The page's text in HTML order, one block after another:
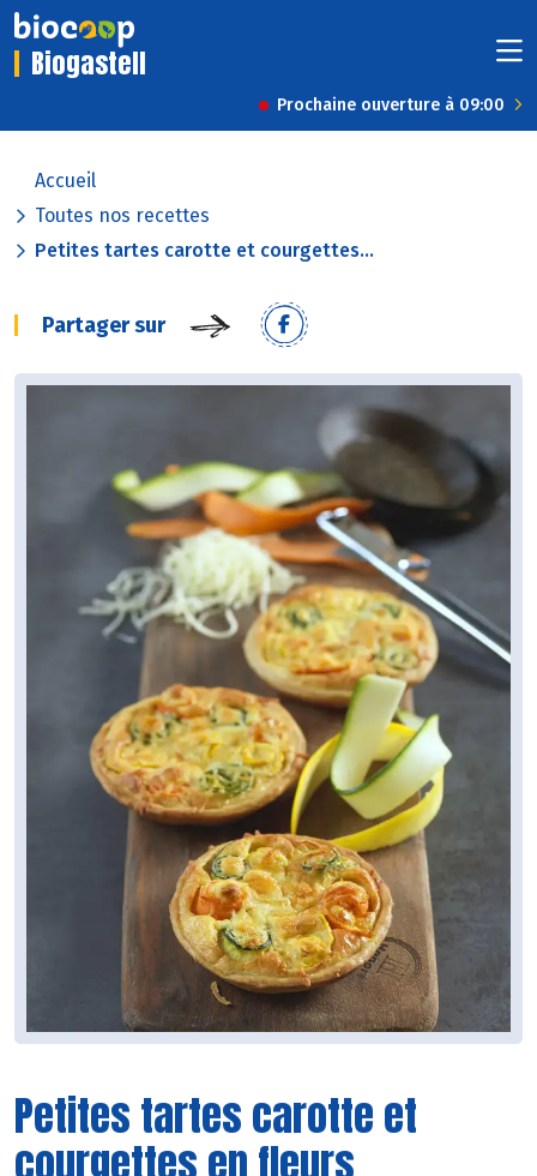
Biogastell
Prochaine ouverture à 09:00
Accueil
Toutes nos recettes
Petites tartes carotte et courgettes...
Partager sur
Petites tartes carotte et
courgettes en fleurs